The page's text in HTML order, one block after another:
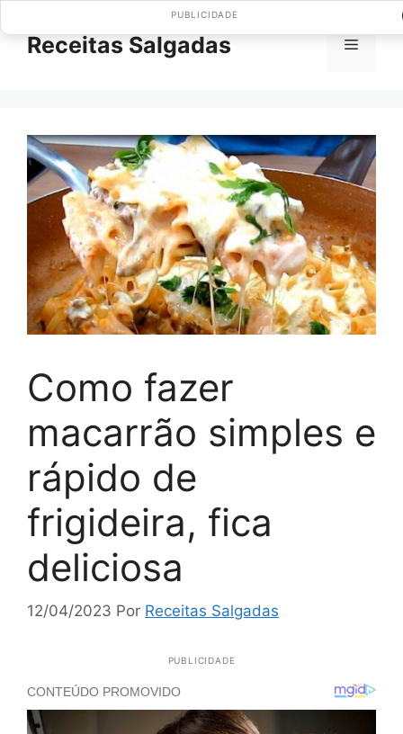
paraReceitas Salgadas Menu
Como fazer
macarrão simples e
rápido de
frigideira, fica
deliciosa
12/04/2023 Por Receitas Salgadas
PUBLICIDADE
PUBLICIDADE